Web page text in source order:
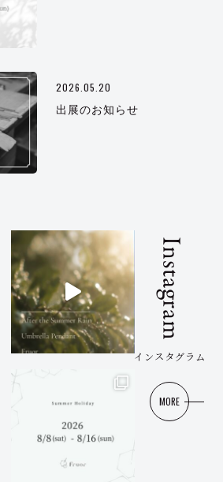
2026.05.20
出展のお知らせ
Instagram
インスタグラム
MORE